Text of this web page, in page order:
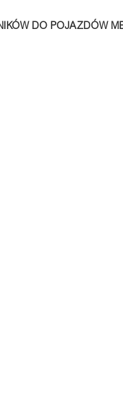
DO POJAZDÓW